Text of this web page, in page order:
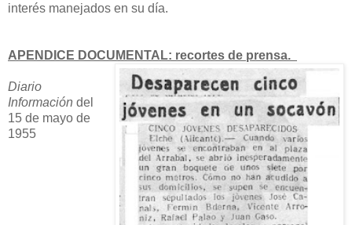
interés manejados en su día.
APENDICE DOCUMENTAL: recortes de prensa.
Diario
Información del
15 de mayo de
1955